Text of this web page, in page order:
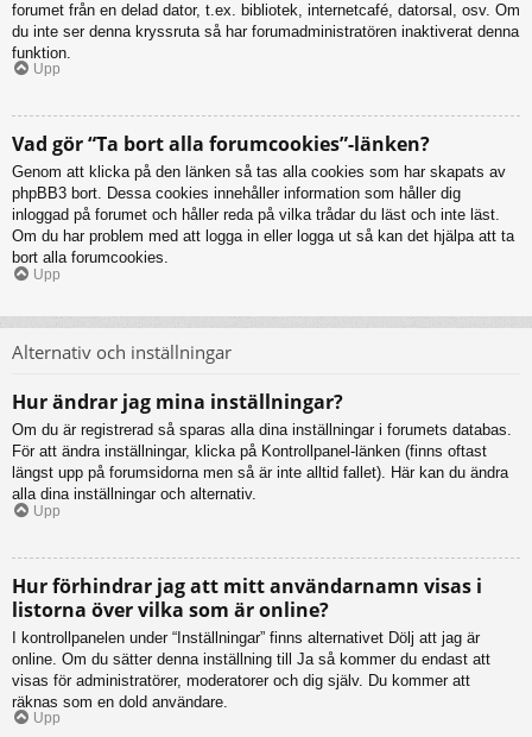
forumet från en delad dator, t.ex. bibliotek, internetcafé, datorsal, osv. Om
du inte ser denna kryssruta så har forumadministratören inaktiverat denna
funktion.
Upp
Vad gör “Ta bort alla forumcookies”-länken?
Genom att klicka på den länken så tas alla cookies som har skapats av
phpBB3 bort. Dessa cookies innehåller information som håller dig
inloggad på forumet och håller reda på vilka trådar du läst och inte läst.
Om du har problem med att logga in eller logga ut så kan det hjälpa att ta
bort alla forumcookies.
Upp
Alternativ och inställningar
Hur ändrar jag mina inställningar?
Om du är registrerad så sparas alla dina inställningar i forumets databas.
För att ändra inställningar, klicka på Kontrollpanel-länken (finns oftast
längst upp på forumsidorna men så är inte alltid fallet). Här kan du ändra
alla dina inställningar och alternativ.
Upp
Hur förhindrar jag att mitt användarnamn visas i
listorna över vilka som är online?
I kontrollpanelen under “Inställningar” finns alternativet Dölj att jag är
online. Om du sätter denna inställning till Ja så kommer du endast att
visas för administratörer, moderatorer och dig själv. Du kommer att
räknas som en dold användare.
Upp